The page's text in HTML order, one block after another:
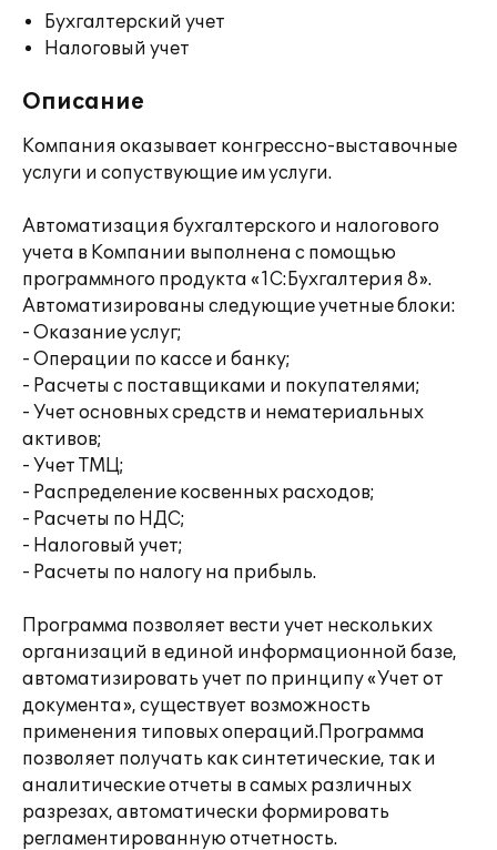
Бухгалтерский учет
Налоговый учет
Описание
Компания оказывает конгрессно-выставочные
услуги и сопуствующие им услуги.
Автоматизация бухгалтерского и налогового
учета в Компании выполнена с помощью
программного продукта «1С:Бухгалтерия 8».
Автоматизированы следующие учетные блоки:
- Оказание услуг;
- Операции по кассе и банку;
- Расчеты с поставщиками и покупателями;
- Учет основных средств и нематериальных
активов;
- Учет ТМЦ;
- Распределение косвенных расходов;
- Расчеты по НДС;
- Налоговый учет;
- Расчеты по налогу на прибыль.
Программа позволяет вести учет нескольких
организаций в единой информационной базе,
автоматизировать учет по принципу «Учет от
документа», существует возможность
применения типовых операций.Программа
позволяет получать как синтетические, так и
аналитические отчеты в самых различных
разрезах, автоматически формировать
регламентированную отчетность.